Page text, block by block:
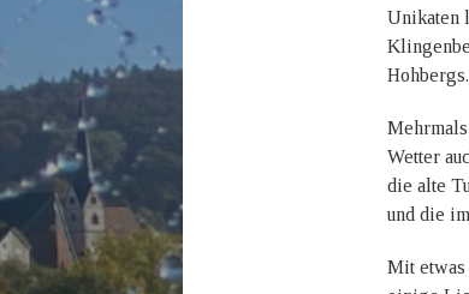
Unikaten
Hohbergs.
Wetter
die alte
und die
Mit etwas